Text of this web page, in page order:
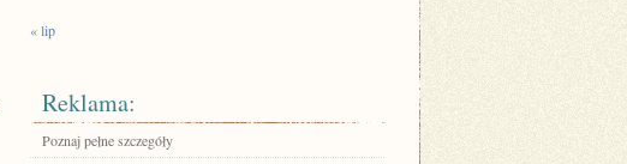
« lip
Reklama:
Poznaj pełne szczegóły